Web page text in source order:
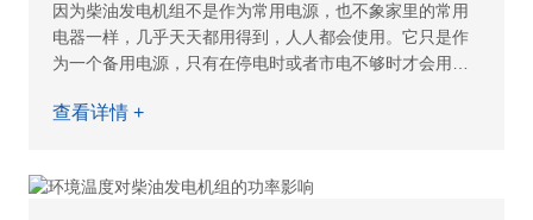
因为柴油发电机组不是作为常用电源，也不象家里的常用
电器一样，几乎天天都用得到，人人都会使用。它只是作
为一个备用电源，只有在停电时或者市电不够时才会用上
要时却是必不
查看详情 +